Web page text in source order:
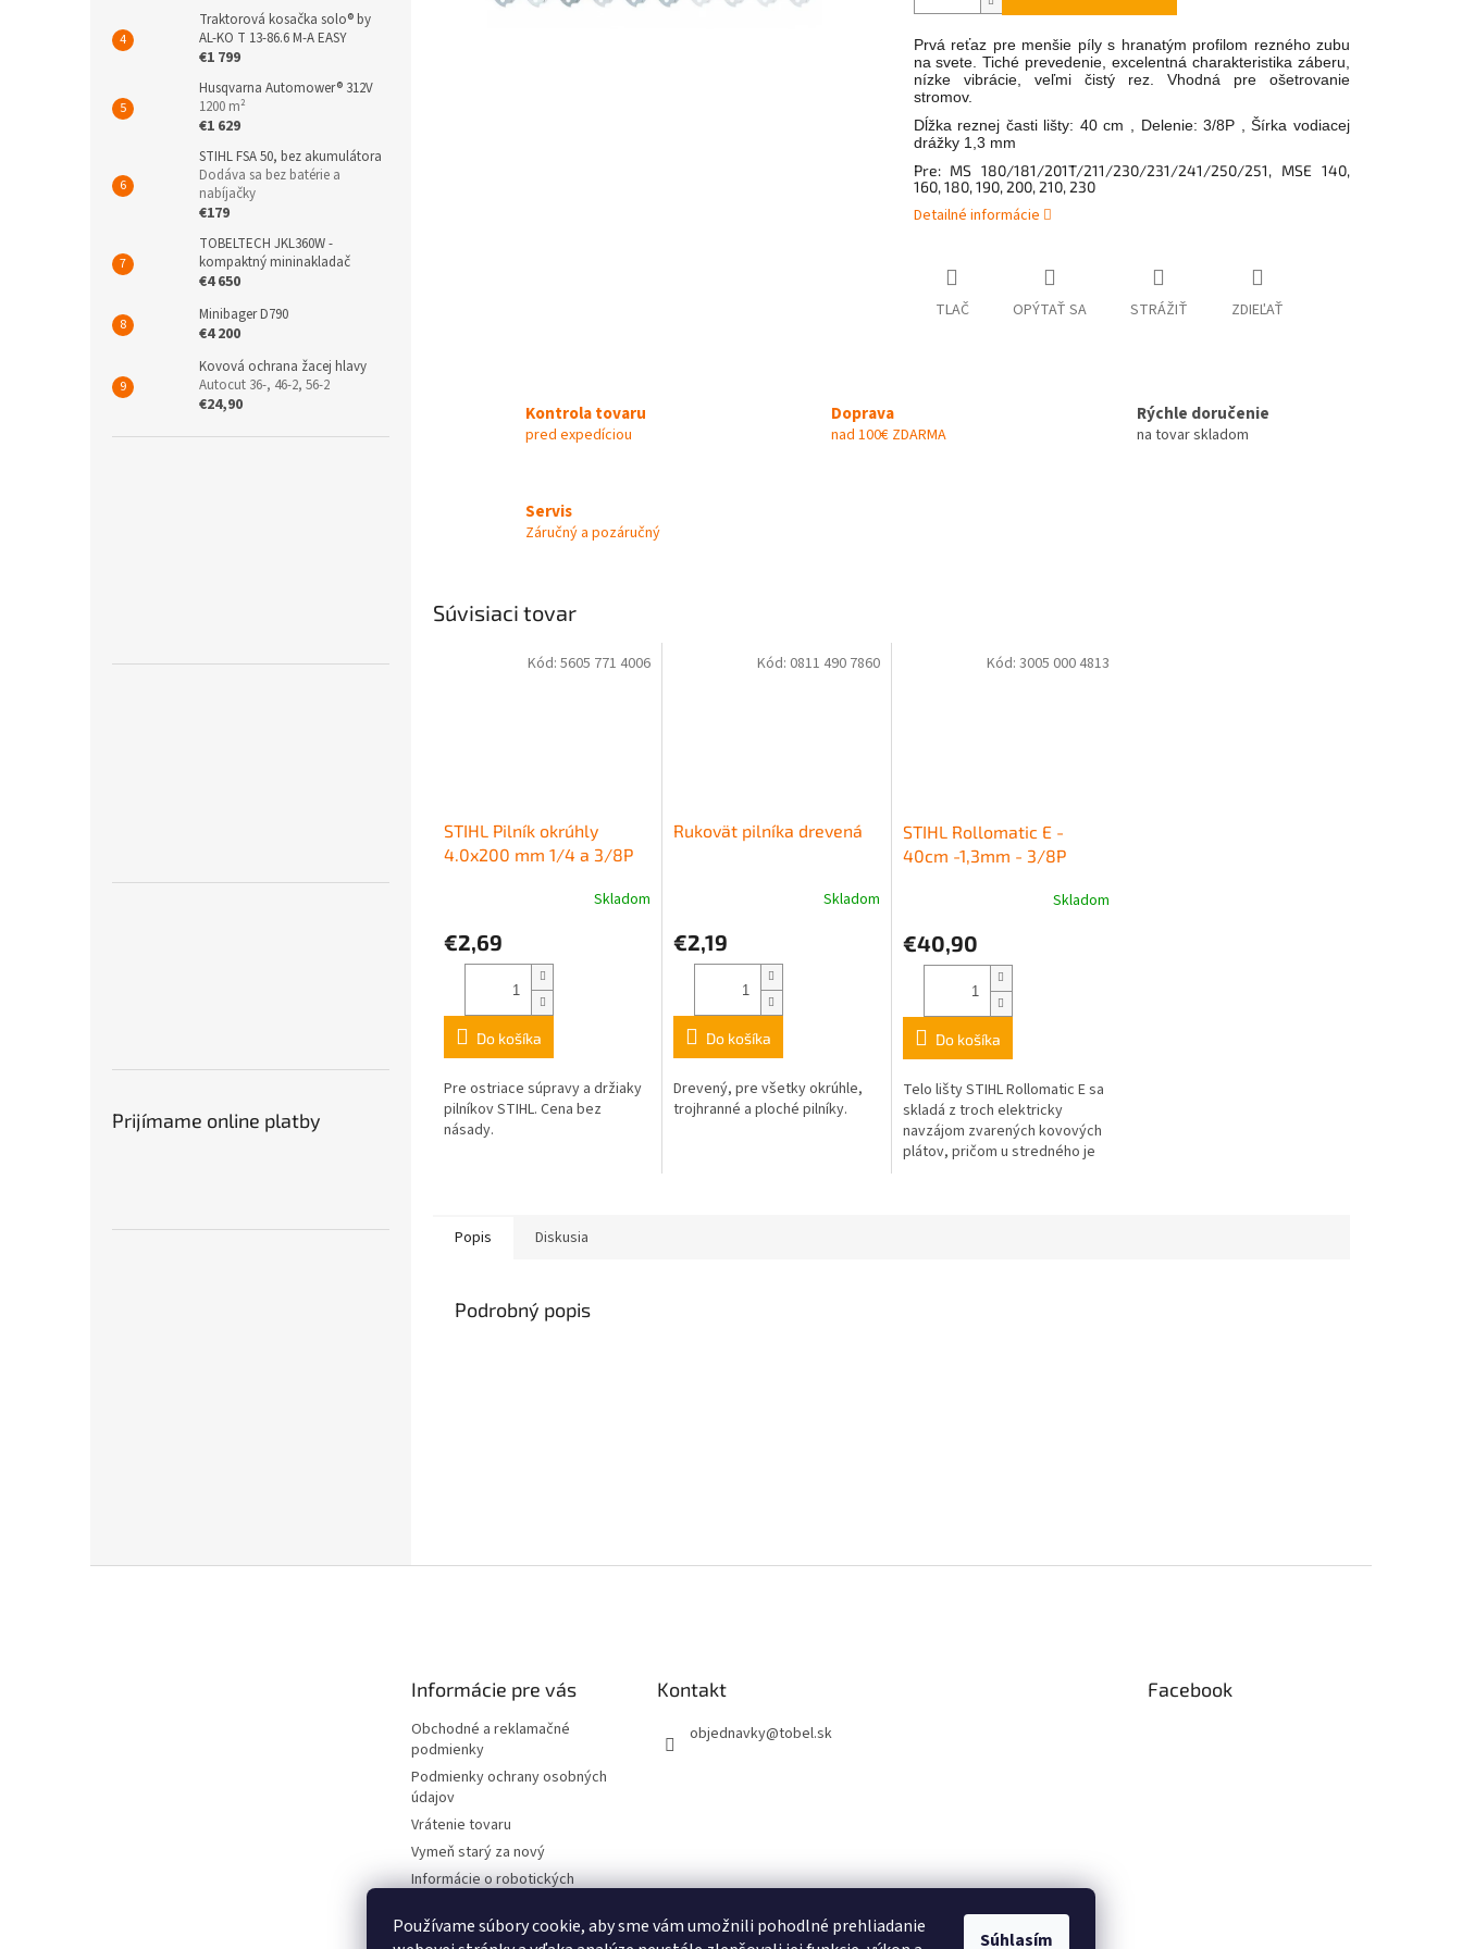
Používame súbory cookie, aby sme vám umožnili pohodlné prehliadanie
Súhlasím
Traktorová kosačka solo® by
AL-KO T 13-86.6 M-A EASY
€1 799
Husqvarna Automower® 312V
1200 m²
€1 629
STIHL FSA 50, bez akumulátora
Dodáva sa bez batérie a
nabíjačky
€179
TOBELTECH JKL360W -
kompaktný mininakladač
€4 650
Minibager D790
€4 200
Kovová ochrana žacej hlavy
Autocut 36-, 46-2, 56-2
€24,90
Prijímame online platby
Prvá reťaz pre menšie píly s hranatým profilom rezného zubu
na svete. Tiché prevedenie, excelentná charakteristika záberu,
nízke vibrácie, veľmi čistý rez. Vhodná pre ošetrovanie
stromov.
Dĺžka reznej časti lišty: 40 cm , Delenie: 3/8P , Šírka vodiacej
drážky 1,3 mm
Pre: MS 180/181/201T/211/230/231/241/250/251, MSE 140,
160, 180, 190, 200, 210, 230
Detailné informácie
TLAČ OPÝTAŤ SA STRÁŽIŤ ZDIEĽAŤ
Kontrola tovaru
pred expedíciou
Doprava
nad 100€ ZDARMA
Rýchle doručenie
na tovar skladom
Servis
Záručný a pozáručný
Súvisiaci tovar
STIHL Pilník okrúhly
4.0x200 mm 1/4 a 3/8P
Skladom
€2,69
Do košíka
Pre ostriace súpravy a držiaky
pilníkov STIHL. Cena bez
násady.
Kód: 5605 771 4006
Rukovät pilníka drevená
Skladom
€2,19
Do košíka
Drevený, pre všetky okrúhle,
trojhranné a ploché pilníky.
Kód: 0811 490 7860
STIHL Rollomatic E -
40cm -1,3mm - 3/8P
Skladom
€40,90
Do košíka
Telo lišty STIHL Rollomatic E sa
skladá z troch elektricky
navzájom zvarených kovových
plátov, pričom u stredného je
Kód:3005 000 4813
Popis Diskusia
Podrobný popis
Informácie pre vás
Obchodné a reklamačné
podmienky
Podmienky ochrany osobných
údajov
Vrátenie tovaru
Vymeň starý za nový
Informácie o robotických
Požičovňa - Technické
Kontakt
objednavky@tobel.sk
Facebook